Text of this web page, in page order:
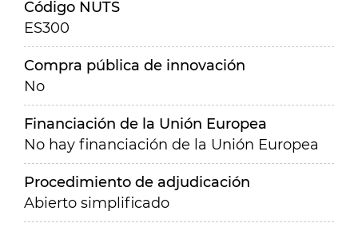
Código NUTS
ES300
Compra pública de innovación
No
Financiación de la Unión Europea
No hay financiación de la Unión Europea
Procedimiento de adjudicación
Abierto simplificado